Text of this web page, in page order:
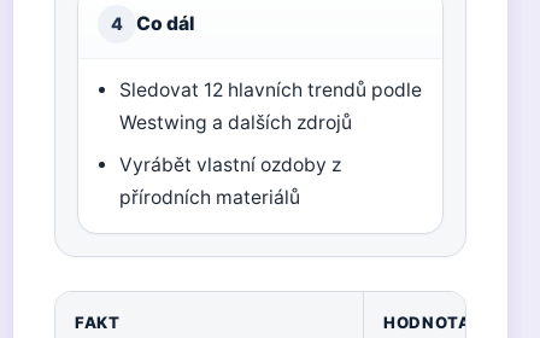
4 Co dál
Sledovat 12 hlavních trendů podle
Westwing a dalších zdrojů
Vyrábět vlastní ozdoby z
přírodních materiálů
FAKT HODNOTA